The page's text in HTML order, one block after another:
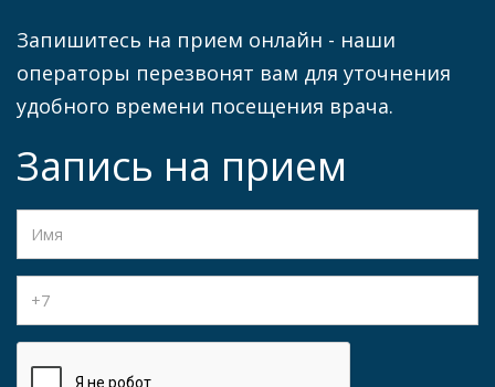
Запишитесь на прием онлайн - наши
операторы перезвонят вам для уточнения
удобного времени посещения врача.
Запись на прием